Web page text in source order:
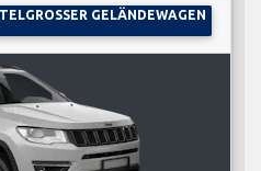
GELÄNDEWAGEN